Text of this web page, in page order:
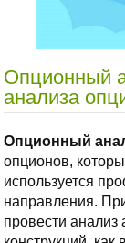
Опционный
анализа
Опционный
опционов,
используется
направления.
провести